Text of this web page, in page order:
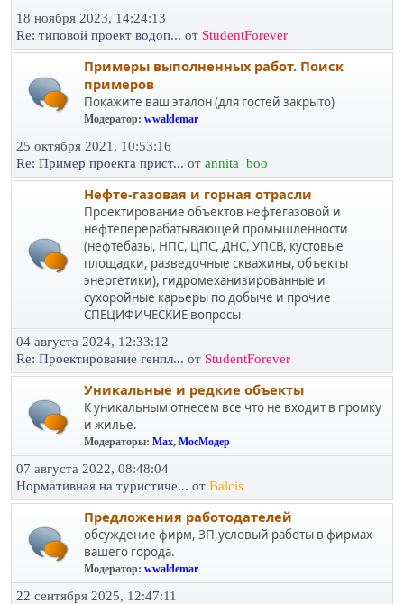
18 ноября 2023, 14:24:13
Re: типовой проект водоп... от StudentForever
Примеры выполненных работ. Поиск
примеров
Покажите ваш эталон (для гостей закрыто)
Модератор: wwaldemar
25 октября 2021, 10:53:16
Re: Пример проекта прист... от annita_boo
Нефте-газовая и горная отрасли
Проектирование объектов нефтегазовой и
нефтеперерабатывающей промышленности
(нефтебазы, НПС, ЦПС, ДНС, УПСВ, кустовые
площадки, разведочные скважины, объекты
энергетики), гидромеханизированные и
сухоройные карьеры по добыче и прочие
СПЕЦИФИЧЕСКИЕ вопросы
04 августа 2024, 12:33:12
Re: Проектирование генпл... от StudentForever
Уникальные и редкие объекты
К уникальным отнесем все что не входит в промку
и жилье.
Модераторы: Max, МосМодер
07 августа 2022, 08:48:04
Нормативная на туристиче... от Balcis
Предложения работодателей
обсуждение фирм, ЗП,условый работы в фирмах
вашего города.
Модератор: wwaldemar
22 сентября 2025, 12:47:11